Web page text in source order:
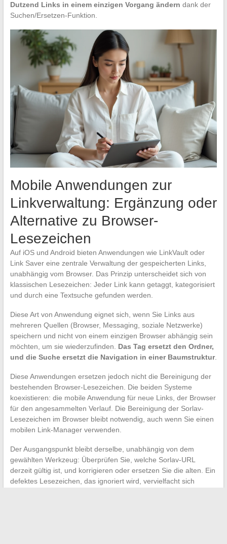
Dutzend Links in einem einzigen Vorgang ändern dank der
Suchen/Ersetzen-Funktion.
Mobile Anwendungen zur
Linkverwaltung: Ergänzung oder
Alternative zu Browser-
Lesezeichen
Auf iOS und Android bieten Anwendungen wie LinkVault oder
Link Saver eine zentrale Verwaltung der gespeicherten Links,
unabhängig vom Browser. Das Prinzip unterscheidet sich von
klassischen Lesezeichen: Jeder Link kann getaggt, kategorisiert
und durch eine Textsuche gefunden werden.
Diese Art von Anwendung eignet sich, wenn Sie Links aus
mehreren Quellen (Browser, Messaging, soziale Netzwerke)
speichern und nicht von einem einzigen Browser abhängig sein
möchten, um sie wiederzufinden. Das Tag ersetzt den Ordner,
und die Suche ersetzt die Navigation in einer Baumstruktur.
Diese Anwendungen ersetzen jedoch nicht die Bereinigung der
bestehenden Browser-Lesezeichen. Die beiden Systeme
koexistieren: die mobile Anwendung für neue Links, der Browser
für den angesammelten Verlauf. Die Bereinigung der Sorlav-
Lesezeichen im Browser bleibt notwendig, auch wenn Sie einen
mobilen Link-Manager verwenden.
Der Ausgangspunkt bleibt derselbe, unabhängig von dem
gewählten Werkzeug: Überprüfen Sie, welche Sorlav-URL
derzeit gültig ist, und korrigieren oder ersetzen Sie die alten. Ein
defektes Lesezeichen, das ignoriert wird, vervielfacht sich